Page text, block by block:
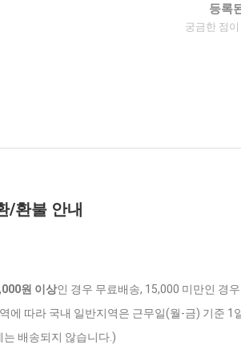
등록
궁금한 점
/환불 안내
원 이상인 경우 무료배송, 15,000 미만인 경
에 따라 국내 일반지역은 근무일(월-금) 기준
는 배송되지 않습니다.)